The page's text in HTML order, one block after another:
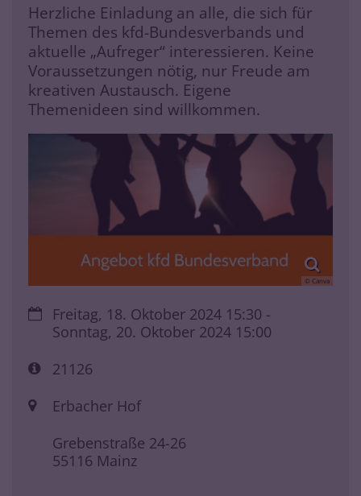
Herzliche Einladung an alle, die sich für
Themen des kfd-Bundesverbands und
aktuelle „Aufreger“ interessieren. Keine
Voraussetzungen nötig, nur Freude am
kreativen Austausch. Eigene
Themenideen sind willkommen.
© Canva
Datum:Freitag, 18. Oktober 2024 15:30 -
Sonntag, 20. Oktober 2024 15:00
Art bzw. Nummer:
21126
Ort: Erbacher Hof
Grebenstraße 24-26
55116 Mainz